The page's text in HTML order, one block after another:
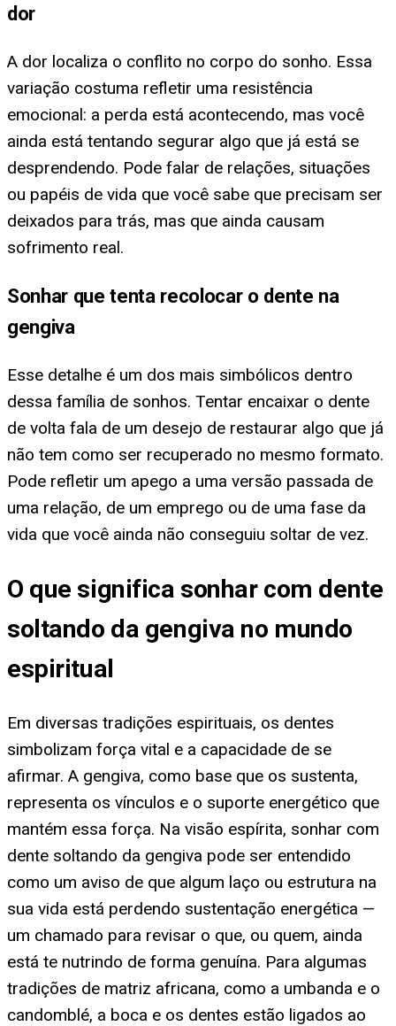
dor
A dor localiza o conflito no corpo do sonho. Essa
variação costuma refletir uma resistência
emocional: a perda está acontecendo, mas você
ainda está tentando segurar algo que já está se
desprendendo. Pode falar de relações, situações
ou papéis de vida que você sabe que precisam ser
deixados para trás, mas que ainda causam
sofrimento real.
Sonhar que tenta recolocar o dente na
gengiva
Esse detalhe é um dos mais simbólicos dentro
dessa família de sonhos. Tentar encaixar o dente
de volta fala de um desejo de restaurar algo que já
não tem como ser recuperado no mesmo formato.
Pode refletir um apego a uma versão passada de
uma relação, de um emprego ou de uma fase da
vida que você ainda não conseguiu soltar de vez.
O que significa sonhar com dente
soltando da gengiva no mundo
espiritual
Em diversas tradições espirituais, os dentes
simbolizam força vital e a capacidade de se
afirmar. A gengiva, como base que os sustenta,
representa os vínculos e o suporte energético que
mantém essa força. Na visão espírita, sonhar com
dente soltando da gengiva pode ser entendido
como um aviso de que algum laço ou estrutura na
sua vida está perdendo sustentação energética —
um chamado para revisar o que, ou quem, ainda
está te nutrindo de forma genuína. Para algumas
tradições de matriz africana, como a umbanda e o
candomblé, a boca e os dentes estão ligados ao